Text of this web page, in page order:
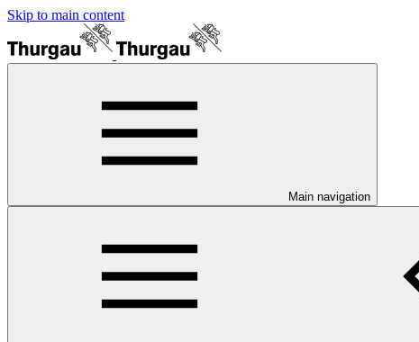
Skip to main content
Main navigation